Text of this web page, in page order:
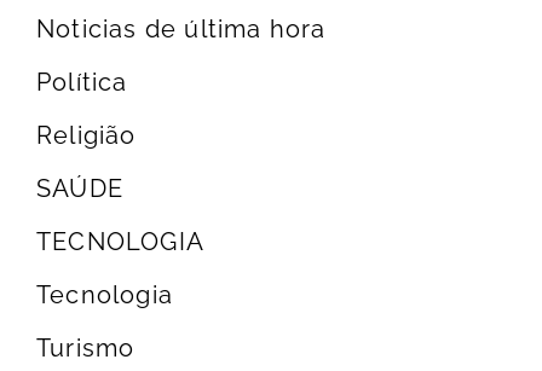
Noticias de última hora
Política
Religião
SAÚDE
TECNOLOGIA
Tecnologia
Turismo